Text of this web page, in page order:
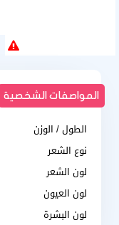
المواصفات الشخصية
الطول / الوزن
نوع الشعر
لون الشعر
لون العيون
لون البشرة